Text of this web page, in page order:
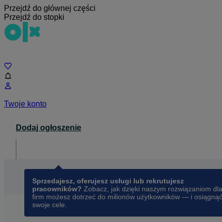
Przejdź do głównej części
Przejdź do stopki
Twoje konto
Dodaj ogłoszenie
Sprzedajesz, oferujesz usługi lub rekrutujesz
pracowników? Zobacz, jak dzięki naszym rozwiązaniom dla
firm możesz dotrzeć do milionów użytkowników — i osiągnąć
swoje cele.